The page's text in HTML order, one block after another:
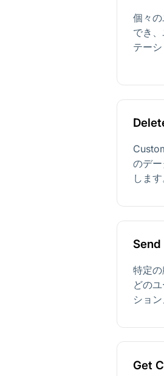
個々
でき
テー
のデ
します
特定
どの
ショ
Get